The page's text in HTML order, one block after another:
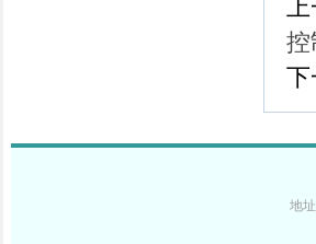
上
控
下
地